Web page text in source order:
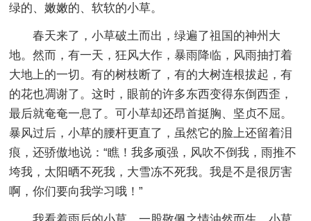
绿的、嫩嫩的、软软的小草。
春天来了，小草破土而出，绿遍了祖国的神州大
地。然而，有一天，狂风大作，暴雨降临，风雨抽打着
大地上的一切。有的树枝断了，有的大树连根拔起，有
的花也凋谢了。这时，眼前的许多东西变得东倒西歪，
最后就奄奄一息了。可小草却还昂首挺胸、坚贞不屈。
暴风过后，小草的腰杆更直了，虽然它的脸上还留着泪
痕，还骄傲地说：“瞧！我多顽强，风吹不倒我，雨推不
垮我，太阳晒不死我，大雪冻不死我。我是不是很厉害
啊，你们要向我学习哦！”